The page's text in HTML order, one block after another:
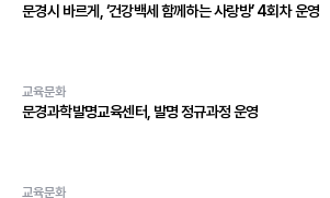
문경시 바르게, ‘건강백세 함께하는 사랑방’ 4회차 운영
교육문화
문경과학발명교육센터, 발명 정규과정 운영
교육문화